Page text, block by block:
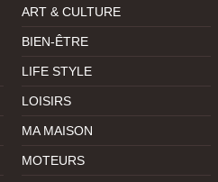
ART & CULTURE
BIEN-ÊTRE
LIFE STYLE
LOISIRS
MA MAISON
MOTEURS